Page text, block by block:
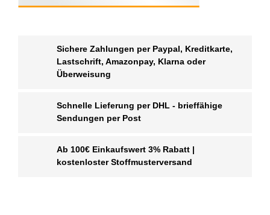
Sichere Zahlungen per Paypal, Kreditkarte,
Lastschrift, Amazonpay, Klarna oder
Überweisung
Schnelle Lieferung per DHL - brieffähige
Sendungen per Post
Ab 100€ Einkaufswert 3% Rabatt |
kostenloster Stoffmusterversand